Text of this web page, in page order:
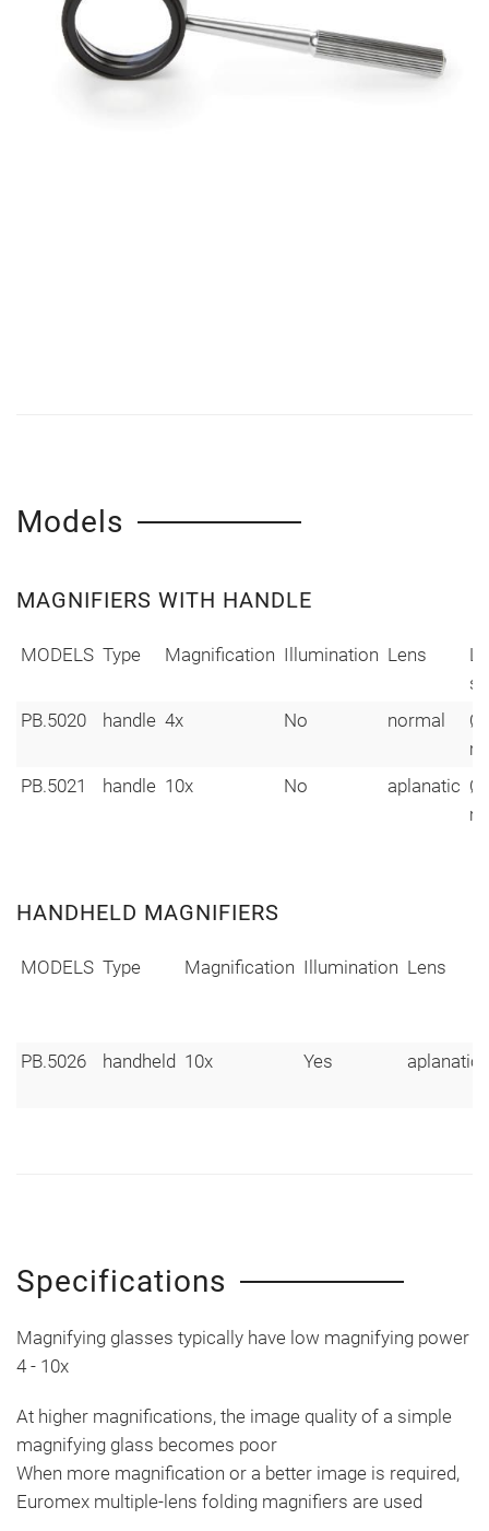
Models
MAGNIFIERS WITH HANDLE
MODELS Type Magnification Illumination Lens
PB.5020
handle 4x No normal
Ø
PB.5021
handle 10x No aplanatic Ø
HANDHELD MAGNIFIERS
MODELS Type Magnification Illumination Lens
PB.5026 handheld 10x Yes aplanatic
Specifications
Magnifying glasses typically have low magnifying power
4 - 10x
At higher magnifications, the image quality of a simple
magnifying glass becomes poor
When more magnification or a better image is required,
Euromex multiple-lens folding magnifiers are used